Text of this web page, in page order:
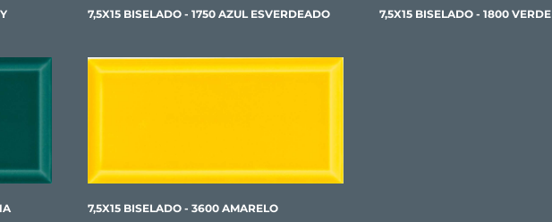
7,5X15 BISELADO - 1750 AZUL ESVERDEADO 7,5X15 BISELADO - 1800 VERDE
7,5X15 BISELADO - 3600 AMARELO